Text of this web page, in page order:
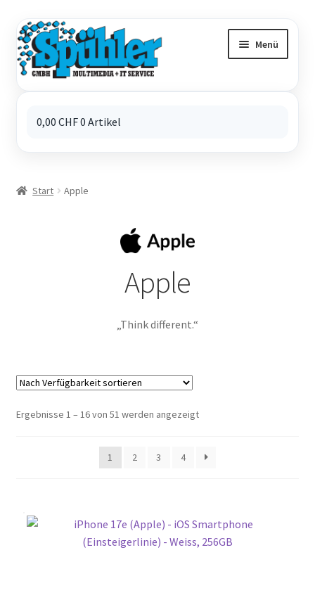
Zur
Navigation
springen
Zum
Inhalt
springen
Menü
0,00 CHF0 Artikel
Start Apple
Apple
„Think different.“
Ergebnisse 1 – 16 von 51 werden angezeigt
1 2 3 4